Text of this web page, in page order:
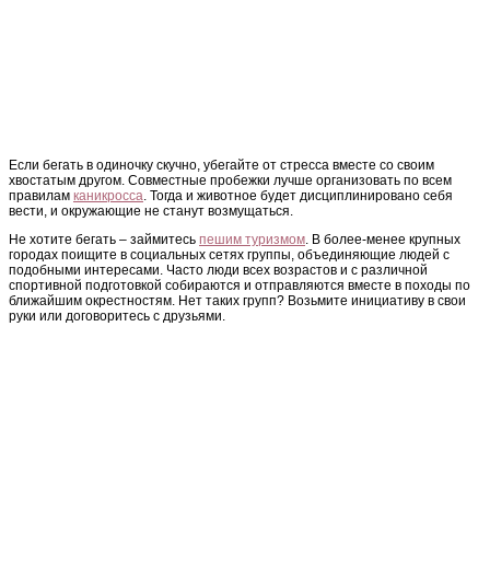
Если бегать в одиночку скучно, убегайте от стресса вместе со своим
хвостатым другом. Совместные пробежки лучше организовать по всем
правилам каникросса . Тогда и животное будет дисциплинировано себя
вести, и окружающие не станут возмущаться.
Не хотите бегать – займитесь пешим туризмом . В более-менее крупных
городах поищите в социальных сетях группы, объединяющие людей с
подобными интересами. Часто люди всех возрастов и с различной
спортивной подготовкой собираются и отправляются вместе в походы по
ближайшим окрестностям. Нет таких групп? Возьмите инициативу в свои
руки или договоритесь с друзьями.